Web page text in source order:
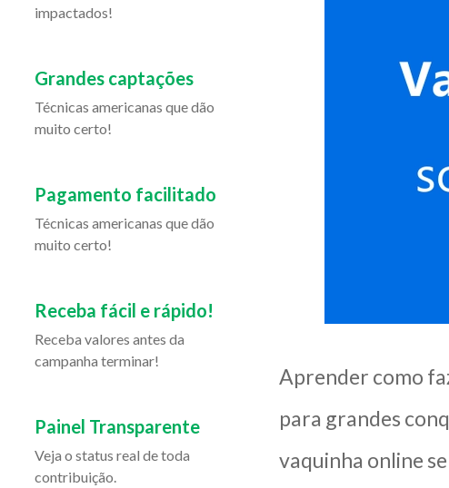
Aprender como
para grandes
vaquinha online
impactados!
Grandes captações
Técnicas americanas que dão
muito certo!
Pagamento facilitado
Técnicas americanas que dão
muito certo!
Receba fácil e rápido!
Receba valores antes da
campanha terminar!
Painel Transparente
Veja o status real de toda
contribuição.